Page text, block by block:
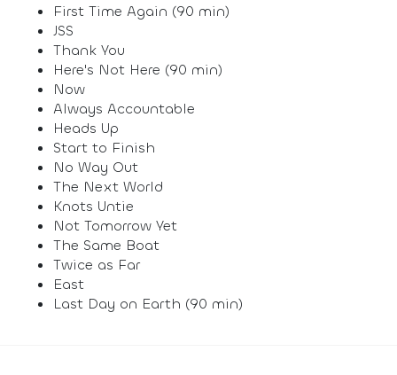
First Time Again (90 min)
JSS
Thank You
Here's Not Here (90 min)
Now
Always Accountable
Heads Up
Start to Finish
No Way Out
The Next World
Knots Untie
Not Tomorrow Yet
The Same Boat
Twice as Far
East
Last Day on Earth (90 min)